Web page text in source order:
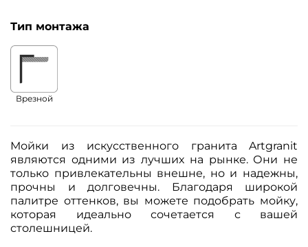
Тип монтажа
Врезной
Мойки из искусственного гранита Artgranit
являются одними из лучших на рынке. Они не
только привлекательны внешне, но и надежны,
прочны и долговечны. Благодаря широкой
палитре оттенков, вы можете подобрать мойку,
которая идеально сочетается с вашей
столешницей.